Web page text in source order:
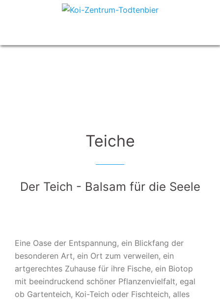
Teiche
Der Teich - Balsam für die Seele
Eine Oase der Entspannung, ein Blickfang der
besonderen Art, ein Ort zum verweilen, ein
artgerechtes Zuhause für ihre Fische, ein Biotop
mit beeindruckend schöner Pflanzenvielfalt, egal
ob Gartenteich, Koi-Teich oder Fischteich, alles